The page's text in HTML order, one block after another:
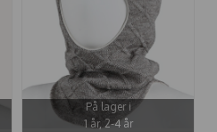
På lager i
1 år, 2-4 år